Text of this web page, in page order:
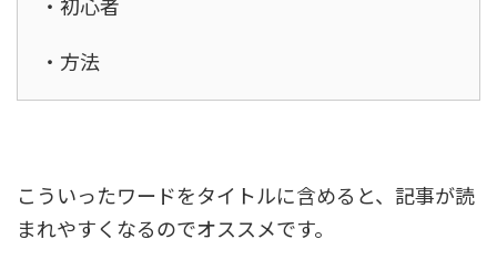
・初心者
・方法
こういったワードをタイトルに含めると、記事が読
まれやすくなるのでオススメです。